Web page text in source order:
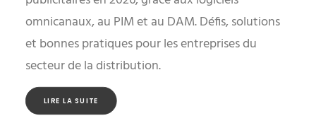
omnicanaux, au PIM et au DAM. Défis, solutions
et bonnes pratiques pour les entreprises du
secteur de la distribution.
LIRE LA SUITE